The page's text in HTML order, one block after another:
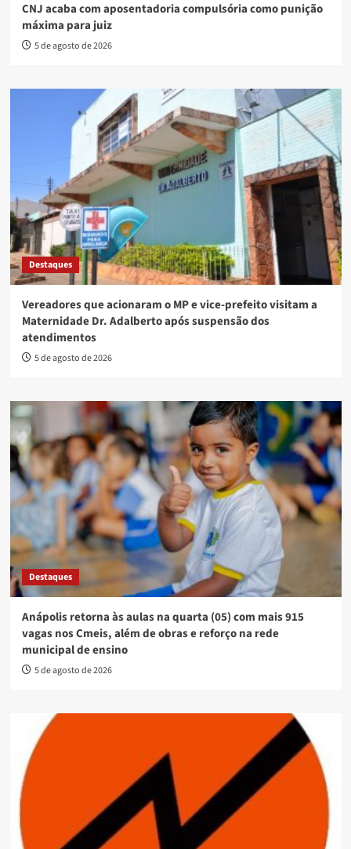
CNJ acaba com aposentadoria compulsória como punição
máxima para juiz
5 de agosto de 2026
Destaques
Vereadores que acionaram o MP e vice-prefeito visitam a
Maternidade Dr. Adalberto após suspensão dos
atendimentos
5 de agosto de 2026
Destaques
Anápolis retorna às aulas na quarta (05) com mais 915
vagas nos Cmeis, além de obras e reforço na rede
municipal de ensino
5 de agosto de 2026